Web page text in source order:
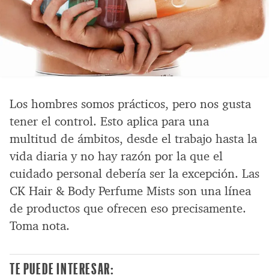
Los hombres somos prácticos, pero nos gusta
tener el control. Esto aplica para una
multitud de ámbitos, desde el trabajo hasta la
vida diaria y no hay razón por la que el
cuidado personal debería ser la excepción. Las
CK Hair & Body Perfume Mists son una línea
de productos que ofrecen eso precisamente.
Toma nota.
TE PUEDE INTERESAR: